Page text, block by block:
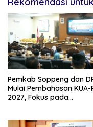
Pemkab Soppeng dan
Mulai Pembahasan KUA-
2027, Fokus pada